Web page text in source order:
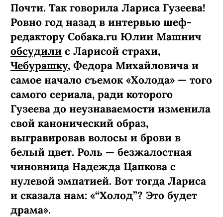
Почти. Так говорила Лариса Гузеева!
Ровно год назад в интервью шеф-
редактору Собака.ru Юлии Машнич
обсудили с Ларисой страхи,
Чебурашку, Федора Михайловича и
самое начало съемок «Холода» — того
самого сериала, ради которого
Гузеева до неузнаваемости изменила
свой канонический образ,
выгравировав волосы и брови в
белый цвет. Роль — безжалостная
чиновница Надежда Цапкова с
нулевой эмпатией. Вот тогда Лариса
и сказала нам: «“Холод”? Это будет
драма».